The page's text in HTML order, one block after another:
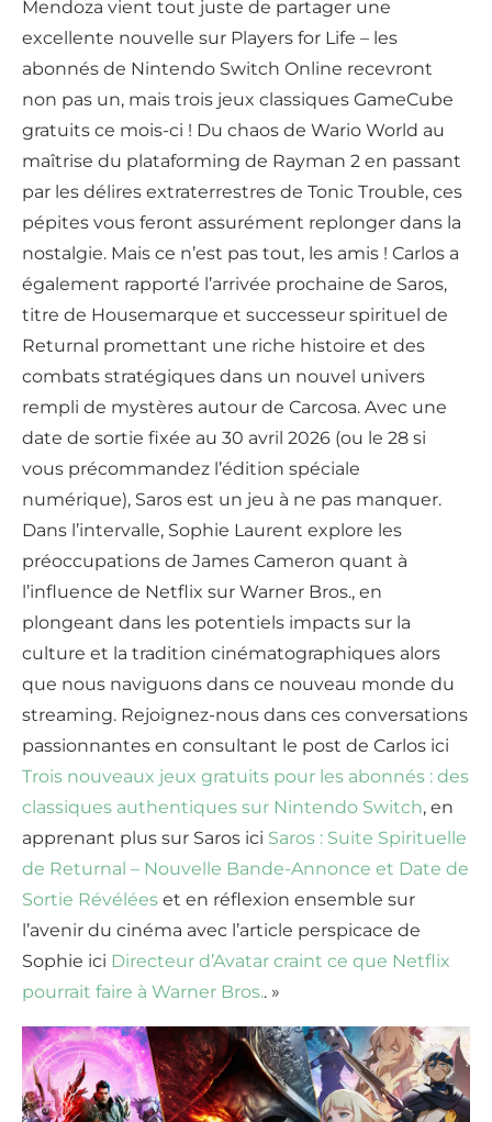
Mendoza vient tout juste de partager une
excellente nouvelle sur Players for Life – les
abonnés de Nintendo Switch Online recevront
non pas un, mais trois jeux classiques GameCube
gratuits ce mois-ci ! Du chaos de Wario World au
maîtrise du plataforming de Rayman 2 en passant
par les délires extraterrestres de Tonic Trouble, ces
pépites vous feront assurément replonger dans la
nostalgie. Mais ce n’est pas tout, les amis ! Carlos a
également rapporté l’arrivée prochaine de Saros,
titre de Housemarque et successeur spirituel de
Returnal promettant une riche histoire et des
combats stratégiques dans un nouvel univers
rempli de mystères autour de Carcosa. Avec une
date de sortie fixée au 30 avril 2026 (ou le 28 si
vous précommandez l’édition spéciale
numérique), Saros est un jeu à ne pas manquer.
Dans l’intervalle, Sophie Laurent explore les
préoccupations de James Cameron quant à
l’influence de Netflix sur Warner Bros., en
plongeant dans les potentiels impacts sur la
culture et la tradition cinématographiques alors
que nous naviguons dans ce nouveau monde du
streaming. Rejoignez-nous dans ces conversations
passionnantes en consultant le post de Carlos ici
Trois nouveaux jeux gratuits pour les abonnés : des
classiques authentiques sur Nintendo Switch, en
apprenant plus sur Saros ici Saros : Suite Spirituelle
de Returnal – Nouvelle Bande-Annonce et Date de
Sortie Révélées et en réflexion ensemble sur
l’avenir du cinéma avec l’article perspicace de
Sophie ici Directeur d’Avatar craint ce que Netflix
pourrait faire à Warner Bros.. »